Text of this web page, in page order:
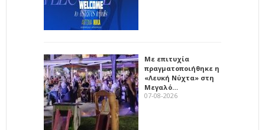
Με επιτυχία
πραγματοποιήθηκε η
«Λευκή Νύχτα» στη
Μεγαλό…
07-08-2026